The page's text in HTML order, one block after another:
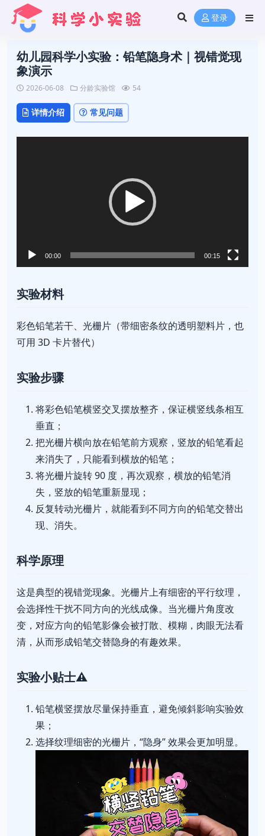
登录
幼儿园科学小实验：铅笔隐身术｜视错觉现
象演示
2026-06-08 分龄实验馆 54
详情介绍 常见问题
00:00 00:15
实验材料
彩色铅笔若干、光栅片（带细密条纹的透明塑料片，也
可用 3D 卡片替代）
实验步骤
将彩色铅笔横竖交叉摆放整齐，保证横竖线条相互
垂直；
把光栅片横向放在铅笔前方观察，竖放的铅笔看起
来消失了，只能看到横放的铅笔；
将光栅片旋转 90 度，再次观察，横放的铅笔消
失，竖放的铅笔重新显现；
反复转动光栅片，就能看到不同方向的铅笔交替出
现、消失。
科学原理
这是典型的视错觉现象。光栅片上有细密的平行纹理，
会选择性干扰不同方向的光线成像。当光栅片角度改
变，对应方向的铅笔影像会被打散、模糊，肉眼无法看
清，从而形成铅笔交替隐身的有趣效果。
实验小贴士⚠️
铅笔横竖摆放尽量保持垂直，避免倾斜影响实验效
果；
选择纹理细密的光栅片，“隐身” 效果会更加明显。